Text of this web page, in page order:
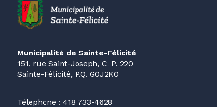
Municipalité de Sainte-Félicité
151, rue Saint-Joseph, C. P. 220
Sainte-Félicité, P.Q. G0J2K0
Téléphone : 418 733-4628